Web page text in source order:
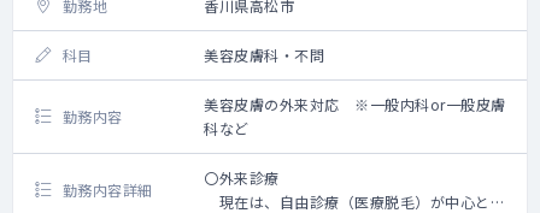
勤務地 香川県高松市
科目 美容皮膚科・不問
勤務内容
美容皮膚の外来対応 ※一般内科or一般皮膚
科など
勤務内容詳細
〇外来診療
現在は、自由診療（医療脱毛）が中心とな